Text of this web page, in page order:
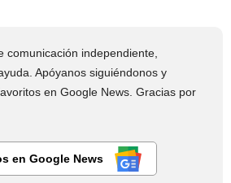
comunicación independiente,
Apóyanos siguiéndonos y
en Google News. Gracias por
en Google News